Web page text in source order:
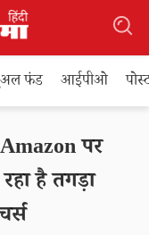
फंड आईपीओ
पर
है तगड़ा